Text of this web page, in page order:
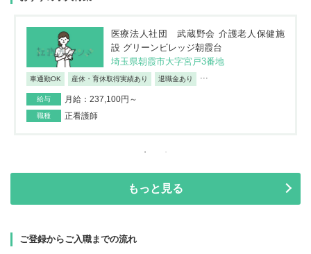
医療法人社団 武蔵野会 介護老人保健施
設 グリーンビレッジ朝霞台
埼玉県朝霞市大字宮戸3番地
車通勤OK 産休・育休取得実績あり 退職金あり
給与 月給：237,100円～
職種 正看護師
もっと見る
ご登録からご入職までの流れ